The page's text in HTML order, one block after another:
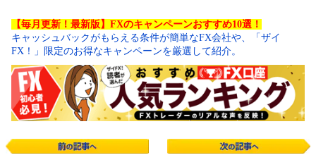
【毎月更新！最新版】FXのキャンペーンおすすめ10選！
キャッシュバックがもらえる条件が簡単なFX会社や、「ザイ
FX！」限定のお得なキャンペーンを厳選して紹介。